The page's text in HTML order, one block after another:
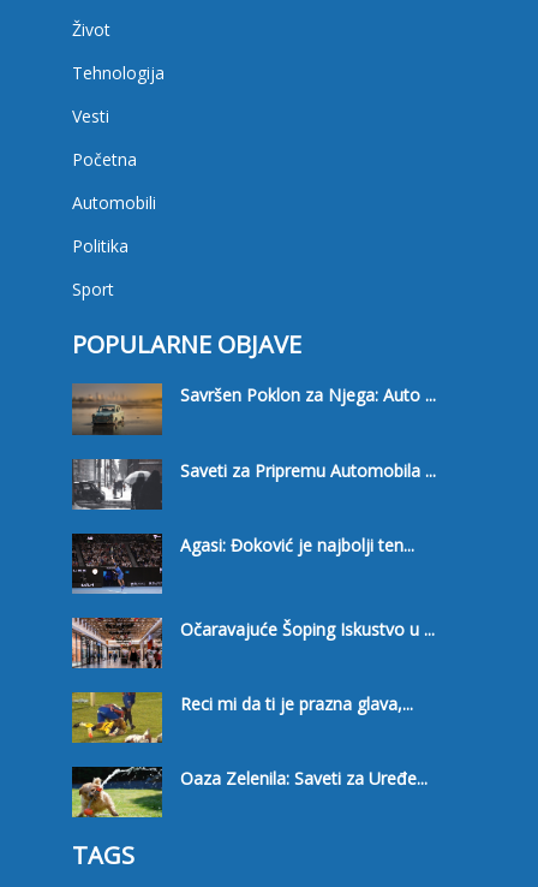
Život
Tehnologija
Vesti
Početna
Automobili
Politika
Sport
POPULARNE OBJAVE
Savršen Poklon za Njega: Auto ...
Saveti za Pripremu Automobila ...
Agasi: Đoković je najbolji ten...
Očaravajuće Šoping Iskustvo u ...
Reci mi da ti je prazna glava,...
Oaza Zelenila: Saveti za Uređe...
TAGS